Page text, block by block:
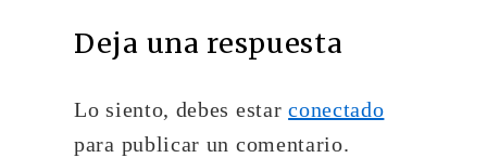
Deja una respuesta
Lo siento, debes estarconectado
para publicar un comentario.